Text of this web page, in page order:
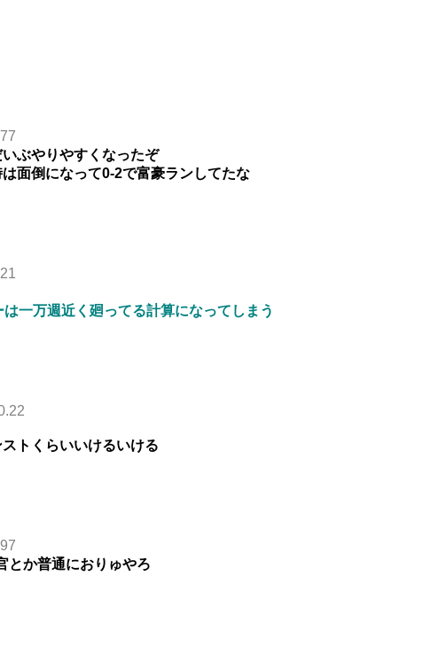
ぶやりやすくなったぞ
面倒になって0-2で富豪ランしてたな
一万週近く廻ってる計算になってしまう
トくらいいけるいける
とか普通におりゅやろ